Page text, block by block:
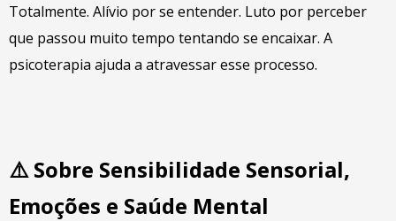
Totalmente. Alívio por se entender. Luto por perceber
que passou muito tempo tentando se encaixar. A
psicoterapia ajuda a atravessar esse processo.
⚠️Sobre Sensibilidade Sensorial,
Emoções e Saúde Mental